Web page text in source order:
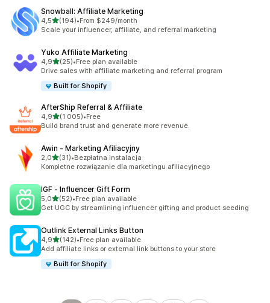
Snowball: Affiliate Marketing
4,5na 5 gwiazdek
(194)
Łączna liczba recenzji: 194
•From $249/month
Scale your influencer, affiliate, and referral marketing
Yuko Affiliate Marketing
4,9na 5 gwiazdek
(25)
Łączna liczba recenzji: 25
•Free plan available
Drive sales with affiliate marketing and referral program
Built for Shopify
AfterShip Referral & Affiliate
4,9na 5 gwiazdek
(1 005)
Łączna liczba recenzji: 1005
•Free
Build brand trust and generate more revenue.
Awin ‑ Marketing Afiliacyjny
2,0na 5 gwiazdek
(31)
Łączna liczba recenzji: 31
•Bezpłatna instalacja
Kompletne rozwiązanie dla marketingu afiliacyjnego
IGF ‑ Influencer Gift Form
5,0na 5 gwiazdek
(52)
Łączna liczba recenzji: 52
•Free plan available
Get UGC by streamlining influencer gifting and product seeding
Outlink External Links Button
4,9na 5 gwiazdek
(142)
Łączna liczba recenzji: 142
•Free plan available
Add affiliate links or external link buttons to your store
Built for Shopify